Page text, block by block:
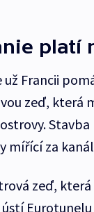
platí
už Francii
zeď, která
mířící za
zeď,